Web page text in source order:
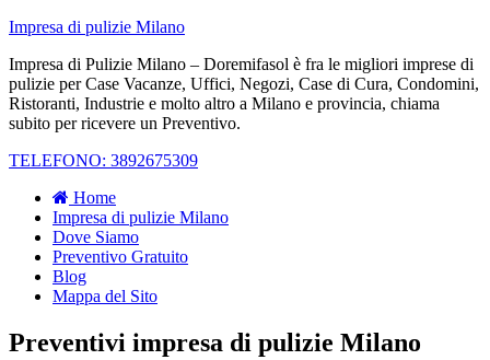
Impresa di pulizie Milano
Impresa di Pulizie Milano – Doremifasol è fra le migliori imprese di
pulizie per Case Vacanze, Uffici, Negozi, Case di Cura, Condomini,
Ristoranti, Industrie e molto altro a Milano e provincia, chiama
subito per ricevere un Preventivo.
TELEFONO: 3892675309
Home
Impresa di pulizie Milano
Dove Siamo
Preventivo Gratuito
Blog
Mappa del Sito
Preventivi impresa di pulizie Milano